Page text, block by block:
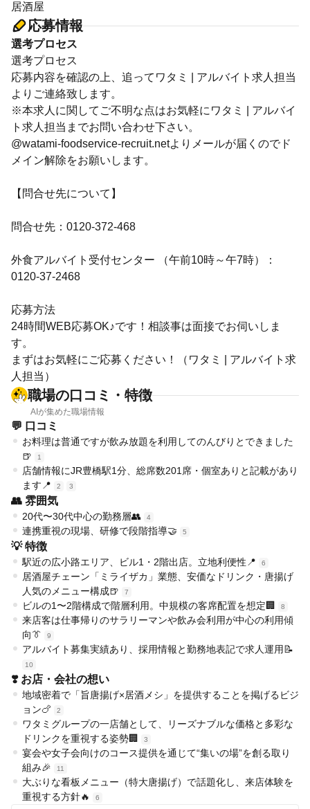
居酒屋
応募情報
選考プロセス
選考プロセス
応募内容を確認の上、追ってワタミ | アルバイト求人担当
よりご連絡致します。
※本求人に関してご不明な点はお気軽にワタミ | アルバイ
ト求人担当までお問い合わせ下さい。
@watami-foodservice-recruit.netよりメールが届くのでド
メイン解除をお願いします。
【問合せ先について】
問合せ先：0120-372-468
外食アルバイト受付センター （午前10時～午7時）：
0120-37-2468
応募方法
24時間WEB応募OK♪です！相談事は面接でお伺いしま
す。
まずはお気軽にご応募ください！（ワタミ | アルバイト求
人担当）
職場の口コミ・特徴
AIが集めた職場情報
💬 口コミ
お料理は普通ですが飲み放題を利用してのんびりとできました
🍺
1
店舗情報にJR豊橋駅1分、総席数201席・個室ありと記載があり
ます📍
2 3
👥 雰囲気
20代〜30代中心の勤務層👥 4
連携重視の現場、研修で段階指導🤝 5
💡 特徴
駅近の広小路エリア、ビル1・2階出店。立地利便性📍 6
居酒屋チェーン「ミライザカ」業態、安価なドリンク・唐揚げ
人気のメニュー構成🍺
7
ビルの1〜2階構成で階層利用。中規模の客席配置を想定🏢 8
来店客は仕事帰りのサラリーマンや飲み会利用が中心の利用傾
向👔
9
アルバイト募集実績あり、採用情報と勤務地表記で求人運用📝
10
❣️ お店・会社の想い
地域密着で「旨唐揚げ×居酒メシ」を提供することを掲げるビジ
ョン🍗
2
ワタミグループの一店舗として、リーズナブルな価格と多彩な
ドリンクを重視する姿勢🏢
3
宴会や女子会向けのコース提供を通じて“集いの場”を創る取り
組み🎉
11
大ぶりな看板メニュー（特大唐揚げ）で話題化し、来店体験を
重視する方針🔥
6